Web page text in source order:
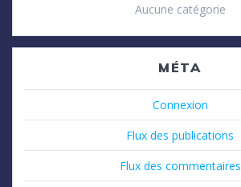
Aucune catégorie
MÉTA
Connexion
Flux des publications
Flux des commentaires